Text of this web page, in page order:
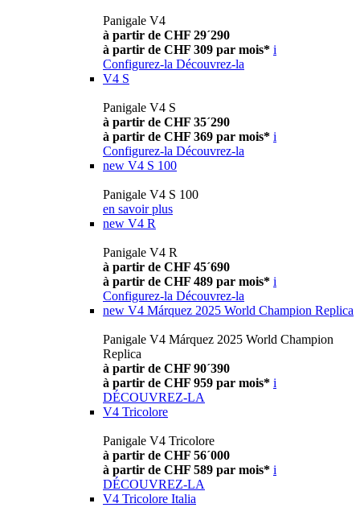
Panigale V4
à partir de CHF 29´290
à partir de CHF 309 par mois* i
Configurez-la Découvrez-la
V4 S
Panigale V4 S
à partir de CHF 35´290
à partir de CHF 369 par mois* i
Configurez-la Découvrez-la
new V4 S 100
Panigale V4 S 100
en savoir plus
new V4 R
Panigale V4 R
à partir de CHF 45´690
à partir de CHF 489 par mois* i
Configurez-la Découvrez-la
new V4 Márquez 2025 World Champion Replica
Panigale V4 Márquez 2025 World Champion
Replica
à partir de CHF 90´390
à partir de CHF 959 par mois* i
DÉCOUVREZ-LA
V4 Tricolore
Panigale V4 Tricolore
à partir de CHF 56´000
à partir de CHF 589 par mois* i
DÉCOUVREZ-LA
V4 Tricolore Italia